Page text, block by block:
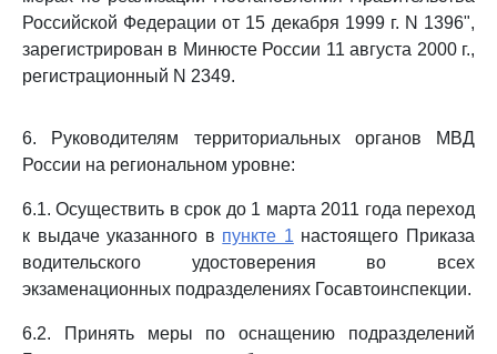
Российской Федерации от 15 декабря 1999 г. N 1396",
зарегистрирован в Минюсте России 11 августа 2000 г.,
регистрационный N 2349.
6. Руководителям территориальных органов МВД
России на региональном уровне:
6.1. Осуществить в срок до 1 марта 2011 года переход
к выдаче указанного в пункте 1 настоящего Приказа
водительского удостоверения во всех
экзаменационных подразделениях Госавтоинспекции.
6.2. Принять меры по оснащению подразделений